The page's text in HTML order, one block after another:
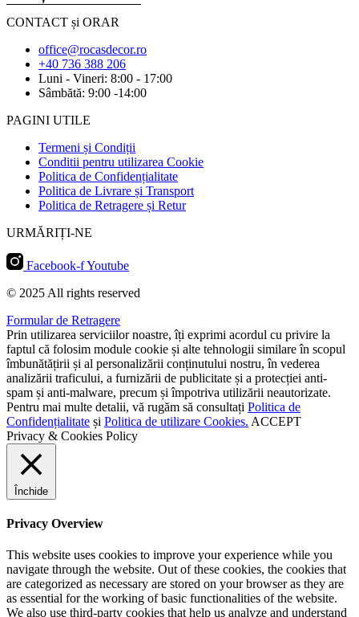
CONTACT și ORAR
office@rocasdecor.ro
+40 736 388 206
Luni - Vineri: 8:00 - 17:00
Sâmbătă: 9:00 -14:00
PAGINI UTILE
Termeni și Condiții
Conditii pentru utilizarea Cookie
Politica de Confidențialitate
Politica de Livrare și Transport
Politica de Retragere și Retur
URMĂRIȚI-NE
Facebook-fYoutube
© 2025 All rights reserved
Formular de Retragere
Prin utilizarea serviciilor noastre, îți exprimi acordul cu privire la
faptul că folosim module cookie și alte tehnologii similare în scopul
îmbunătățirii și al personalizării conținutului nostru, în vederea
analizării traficului, a furnizării de publicitate și a protecției anti-
spam și anti-malware, precum și împotriva utilizării neautorizate.
Pentru mai multe detalii, vă rugăm să consultați Politica de
Confidențialitate și Politica de utilizare Cookies. ACCEPT
Privacy & Cookies Policy
Închide
Privacy Overview
This website uses cookies to improve your experience while you
navigate through the website. Out of these cookies, the cookies that
are categorized as necessary are stored on your browser as they are
as essential for the working of basic functionalities of the website.
We also use third-party cookies that help us analyze and understand